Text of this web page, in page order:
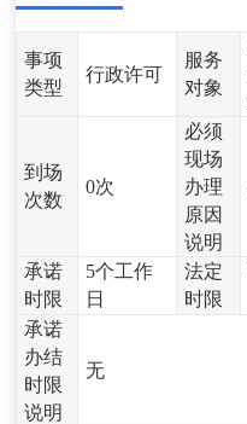
事项
类型
行政许可
服务
对象
到场
次数
0次
必须
现场
办理
原因
说明
承诺
时限
5个工作
日
法定
时限
承诺
办结
时限
说明
无